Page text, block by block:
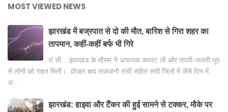
MOST VIEWED NEWS
झारखंड में बज्रपात से दो की मौत, बारिश से गिरा शहर का
तापमान, कहीं-कहीं बर्फ भी गिरे
रां ची : झारखंड के मौसम ने अचानक करवट ली और तपती-जलती धूप
से लोगों को राहत मिली। दोपहर बाद राजधानी रांची सहित सभी जिलों में जैसे दिन में
अ...
झारखंड: हाइवा और टैंकर की हुई सामने से टक्कर, मौके पर